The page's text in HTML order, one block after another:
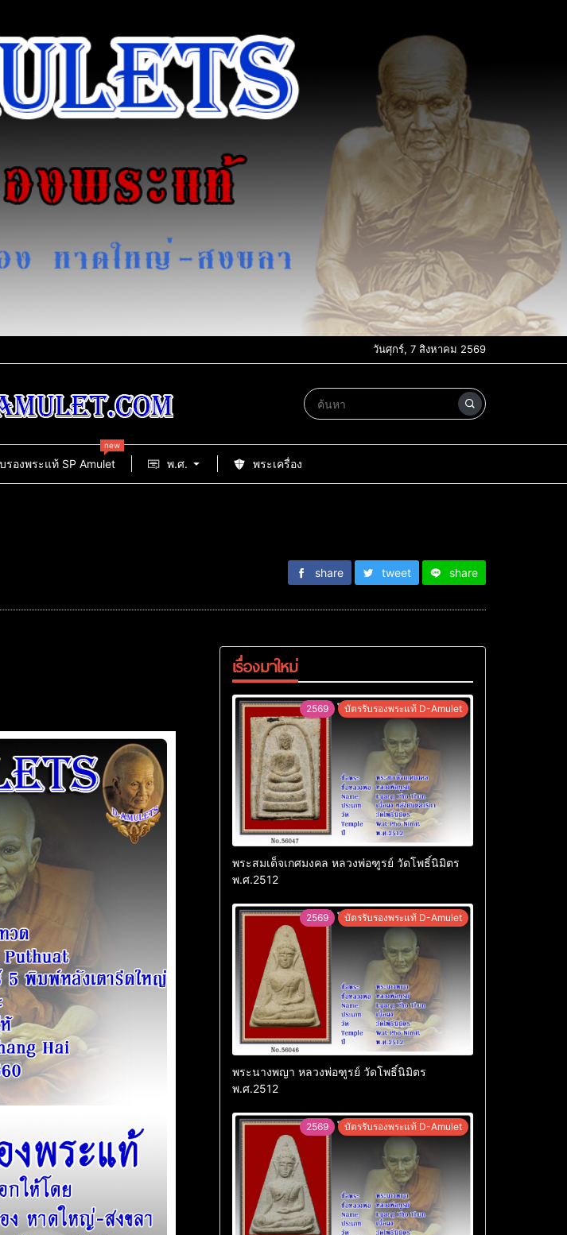
วันศุกร์, 7 สิงหาคม 2569
รองพระแท้ SP Amulet
new
พ.ศ. พระเครื่อง
share tweet share
เรื่องมาใหม่
2569 บัตรรับรองพระแท้ D-Amulet
พระสมเด็จเกศมงคล หลวงพ่อฑูรย์ วัดโพธิ์นิมิตร
พ.ศ.2512
2569 บัตรรับรองพระแท้ D-Amulet
พระนางพญา หลวงพ่อฑูรย์ วัดโพธิ์นิมิตร
พ.ศ.2512
2569 บัตรรับรองพระแท้ D-Amulet